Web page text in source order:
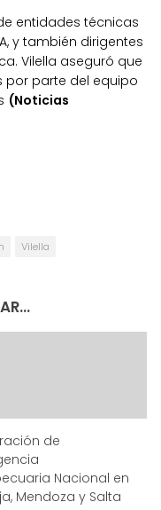
entidades técnicas
y también dirigentes
Vilella aseguró que
por parte del equipo
(Noticias
Vilella
de
Nacional en
Mendoza y Salta